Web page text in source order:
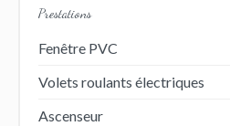
Prestations
Fenêtre PVC
Volets roulants électriques
Ascenseur